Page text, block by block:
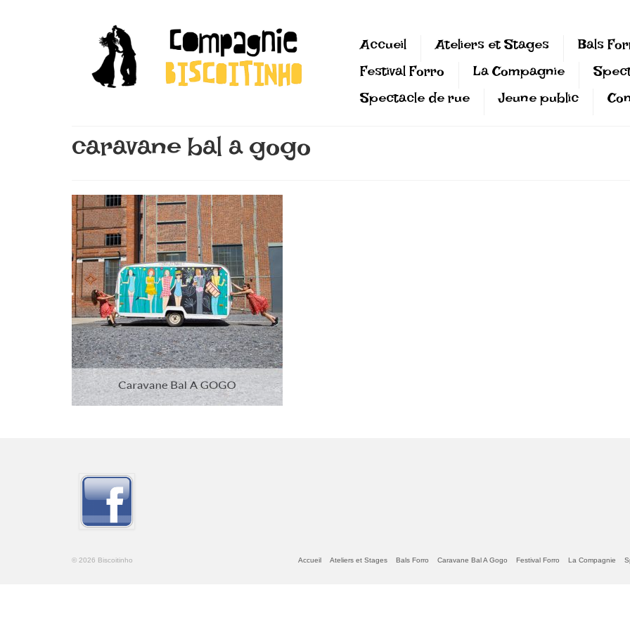
Accueil Ateliers et Stages Bals
Festival Forro
La Compagnie
Spectacle de rue
Jeune public
caravane bal a gogo
Accueil Ateliers et Stages Bals Forro Caravane Bal A Gogo Festival Forro La Compagnie
© 2026 Biscoitinho